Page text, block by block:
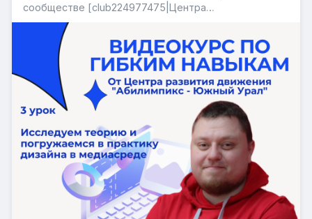
сообществе [club224977475|Центра
добровольчества «Абилимпикс - Челябинск»]
выйдет новый урок с Александром Анисимовым,
который будет посвящен дизайну в медиасреде! Не
пропустите✨